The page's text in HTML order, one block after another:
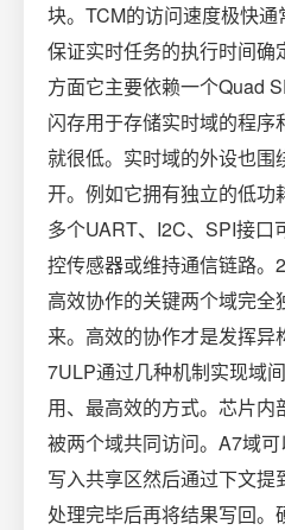
块。TCM的访问速度极快
保证实时任务的执行时间确
方面它主要依赖一个Quad
闪存用于存储实时域的程
就很低。实时域的外设也围
开。例如它拥有独立的低功
多个UART、I2C、SPI接口
控传感器或维持通信链路。
高效协作的关键两个域完全
来。高效的协作才是发挥异
7ULP通过几种机制实现域
用、最高效的方式。芯片内
被两个域共同访问。A7域
写入共享区然后通过下文
处理完毕后再将结果写回。